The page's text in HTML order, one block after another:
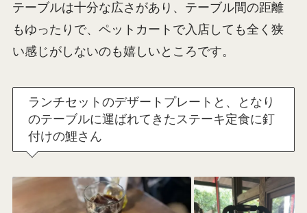
テーブルは十分な広さがあり、テーブル間の距離
もゆったりで、ペットカートで入店しても全く狭
い感じがしないのも嬉しいところです。
ランチセットのデザートプレートと、となり
のテーブルに運ばれてきたステーキ定食に釘
付けの鯉さん